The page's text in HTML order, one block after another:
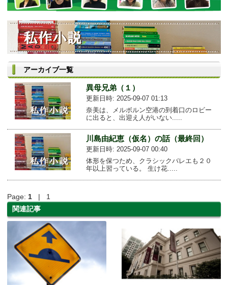
アーカイブ一覧
異母兄弟（１）
更新日時: 2025-09-07 01:13
奈美は、メルボルン空港の到着口のロビー
に出ると、出迎え人がいない.....
川島由紀恵（仮名）の話（最終回）
更新日時: 2025-09-07 00:40
体形を保つため、クラシックバレエも２０
年以上習っている。 生け花.....
Page: 1 | 1
関連記事